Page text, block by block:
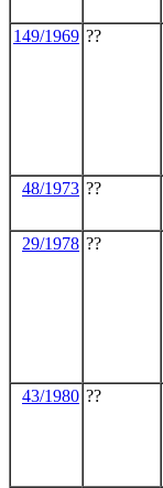
149/1969 ??
48/1973 ??
29/1978 ??
43/1980 ??